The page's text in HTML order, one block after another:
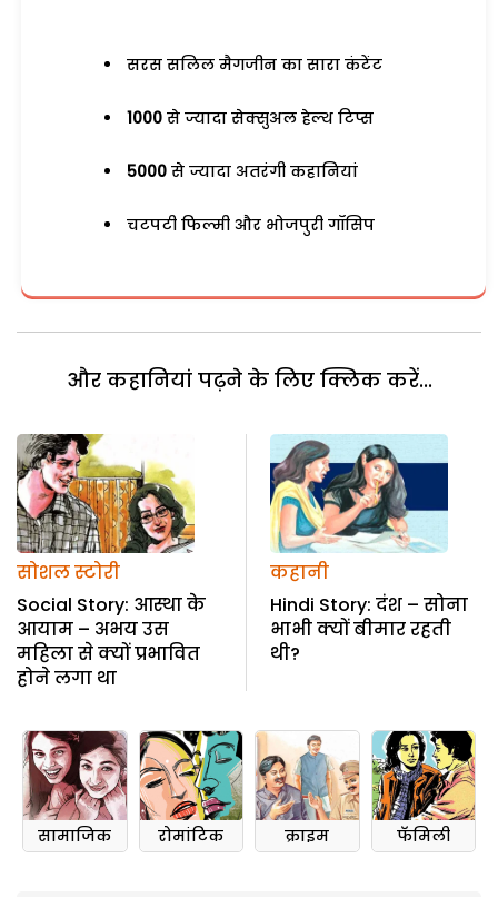
सरस सलिल मैगजीन का सारा कंटेंट
1000 से ज्यादा सेक्सुअल हेल्थ टिप्स
5000 से ज्यादा अतरंगी कहानियां
चटपटी फिल्मी और भोजपुरी गॉसिप
और कहानियां पढ़ने के लिए क्लिक करें...
सोशल स्टोरी
Social Story: आस्था के
आयाम – अभय उस
महिला से क्यों प्रभावित
होने लगा था
कहानी
Hindi Story: दंश – सोना
भाभी क्यों बीमार रहती
थी?
सामाजिक रोमांटिक क्राइम फॅमिली